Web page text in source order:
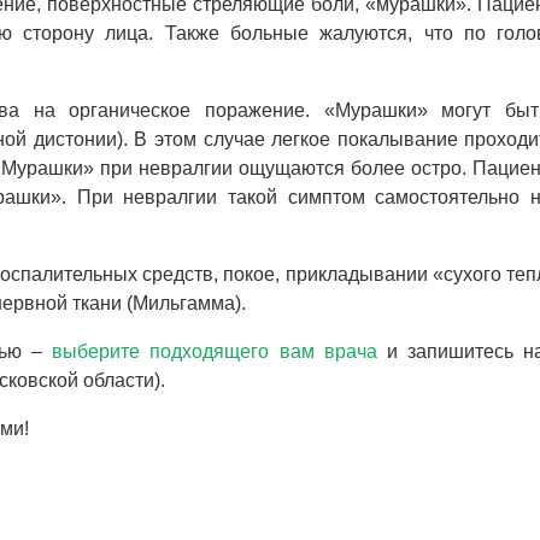
лица. Также больные жалуются, что по
на органическое поражение. «Мурашки» могут
дистонии). В этом случае легкое покалывание
при невралгии ощущаются более остро.
При невралгии такой симптом самостоятельно
средств, покое, прикладывании «сухого
ткани (Мильгамма).
– выберите подходящего вам врача и запишитесь
области).